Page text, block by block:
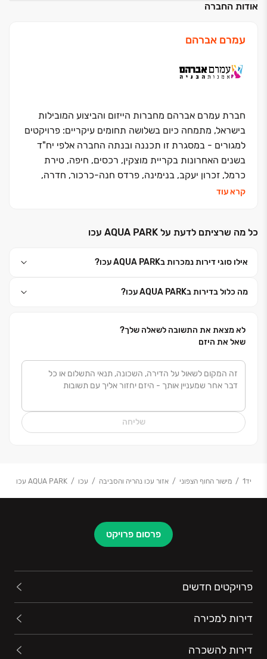
אודות החברה
עמרם אברהם
חברת עמרם אברהם מחברות הייזום והביצוע המובילות
בישראל, מתמחה כיום בשלושה תחומים עיקריים: פרויקטים
למגורים - במסגרת זו תכננה ובנתה החברה אלפי יח"ד
בשנים האחרונות בקריית מוצקין, רכסים, חיפה, טירת
כרמל, זכרון יעקב, בנימינה, פרדס חנה-כרכור, חדרה,
רעננה, תל אביב-יפו, ראש העין, קריית גת, גדרה, רמלה,
תעופה ועוד. מתחמי מסחר/נכסים מניבים - בבעלות
ומתחמי לוגיסטיקה. התחדשות עירונית - החברה שותפה
זכרון יעקב, חדרה, ת״א-יפו. ראשיתה של החברה בתחילת
החלה בביצוע פרויקטים לבניה פרטית באזור חדרה ויישובי
פרויקטים גדולים למגורים. הקו הייחודי, העיצוב המוקפד,
היחס האישי, התכנון חסר הפשרות והביצוע האיכותי -
ולבצע.
קרא עוד
כל מה שרציתם לדעת על AQUA PARK עכו
אילו סוגי דירות נמכרות בAQUA PARK עכו?
מה כלול בדירות בAQUA PARK עכו?
לא מצאת את התשובה לשאלה שלך?
שאל את היזם
שליחה
יד1 מישור החוף הצפוני אזור עכו נהריה והסביבה עכו AQUA PARK עכו
פרסום פרויקט
פרויקטים חדשים
דירות למכירה
דירות להשכרה